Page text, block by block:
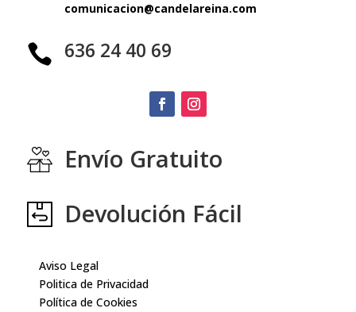
comunicacion@candelareina.com
 636 24 40 69
Envío Gratuito
Devolución Fácil
Aviso Legal
Politica de Privacidad
Política de Cookies